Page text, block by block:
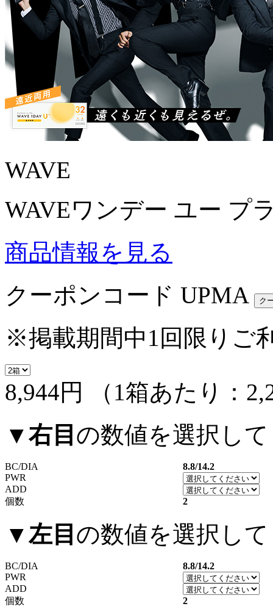
WAVE
WAVEワンデー ユー プ
商品情報を見る
クーポンコード UPMA
※掲載期間中1回限りご
8,944円 （1箱あたり：
▼右目 の数値を選択し
BC/DIA
8.8/14.2
PWR
ADD
個数
2
▼左目 の数値を選択し
BC/DIA
8.8/14.2
PWR
ADD
個数
2